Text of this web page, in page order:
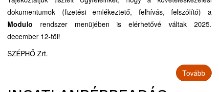
dokumentumok (fizetési emlékeztető, felhívás, felszólító) a
Modulo rendszer menüjében is elérhetővé váltak 2025.
december 12-től!
SZÉPHŐ Zrt.
Tovább